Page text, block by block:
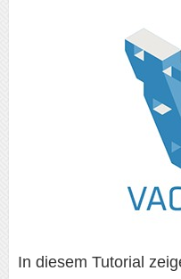
In diesem Tutorial